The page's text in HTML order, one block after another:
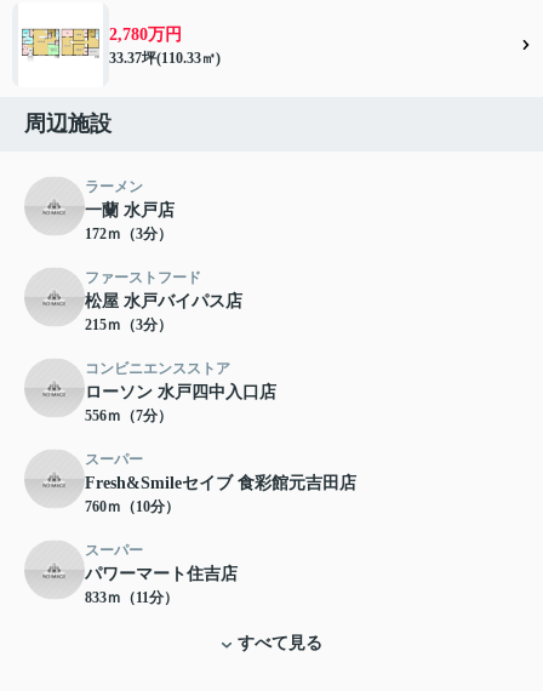
2,780万円
33.37坪(110.33㎡)
周辺施設
ラーメン
一蘭 水戸店
172ｍ（3分）
ファーストフード
松屋 水戸バイパス店
215ｍ（3分）
コンビニエンスストア
ローソン 水戸四中入口店
556ｍ（7分）
スーパー
Fresh&Smileセイブ 食彩館元吉田店
760ｍ（10分）
スーパー
パワーマート住吉店
833ｍ（11分）
すべて見る